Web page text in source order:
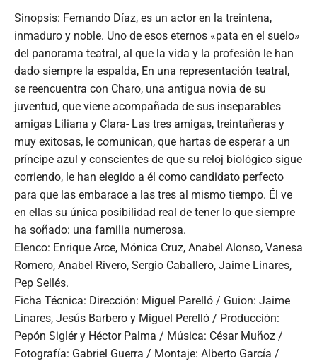
Sinopsis: Fernando Díaz, es un actor en la treintena,
inmaduro y noble. Uno de esos eternos «pata en el suelo»
del panorama teatral, al que la vida y la profesión le han
dado siempre la espalda, En una representación teatral,
se reencuentra con Charo, una antigua novia de su
juventud, que viene acompañada de sus inseparables
amigas Liliana y Clara- Las tres amigas, treintañeras y
muy exitosas, le comunican, que hartas de esperar a un
príncipe azul y conscientes de que su reloj biológico sigue
corriendo, le han elegido a él como candidato perfecto
para que las embarace a las tres al mismo tiempo. Él ve
en ellas su única posibilidad real de tener lo que siempre
ha soñado: una familia numerosa.
Elenco: Enrique Arce, Mónica Cruz, Anabel Alonso, Vanesa
Romero, Anabel Rivero, Sergio Caballero, Jaime Linares,
Pep Sellés.
Ficha Técnica: Dirección: Miguel Parelló / Guion: Jaime
Linares, Jesús Barbero y Miguel Perelló / Producción:
Pepón Siglér y Héctor Palma / Música: César Muñoz /
Fotografía: Gabriel Guerra / Montaje: Alberto García /